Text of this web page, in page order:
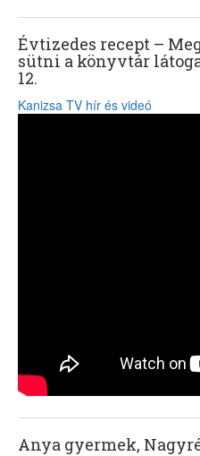
Évtizedes recept –
sütni a könyvtár
12.
Kanizsa TV hír és videó
Anya gyermek,